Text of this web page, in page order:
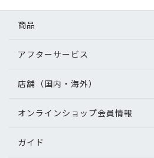
商品
アフターサービス
店舗（国内・海外）
オンラインショップ会員情報
ガイド